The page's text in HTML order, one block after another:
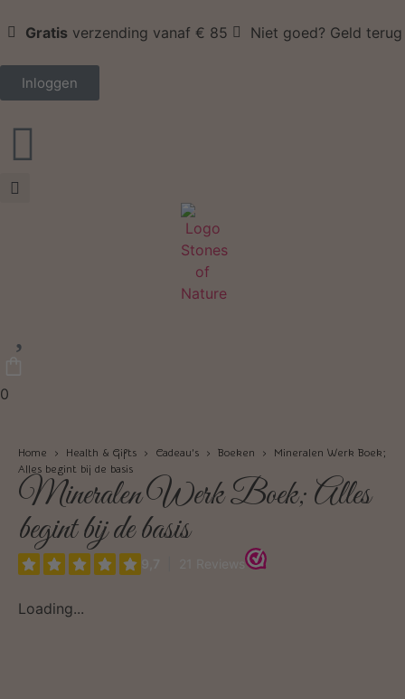
Gratis verzending vanaf € 85 Niet goed? Geld terug
Inloggen
0
Home › Health & Gifts › Cadeau’s › Boeken › Mineralen Werk Boek;
Alles begint bij de basis
Mineralen Werk Boek; Alles
begint bij de basis
Loading...